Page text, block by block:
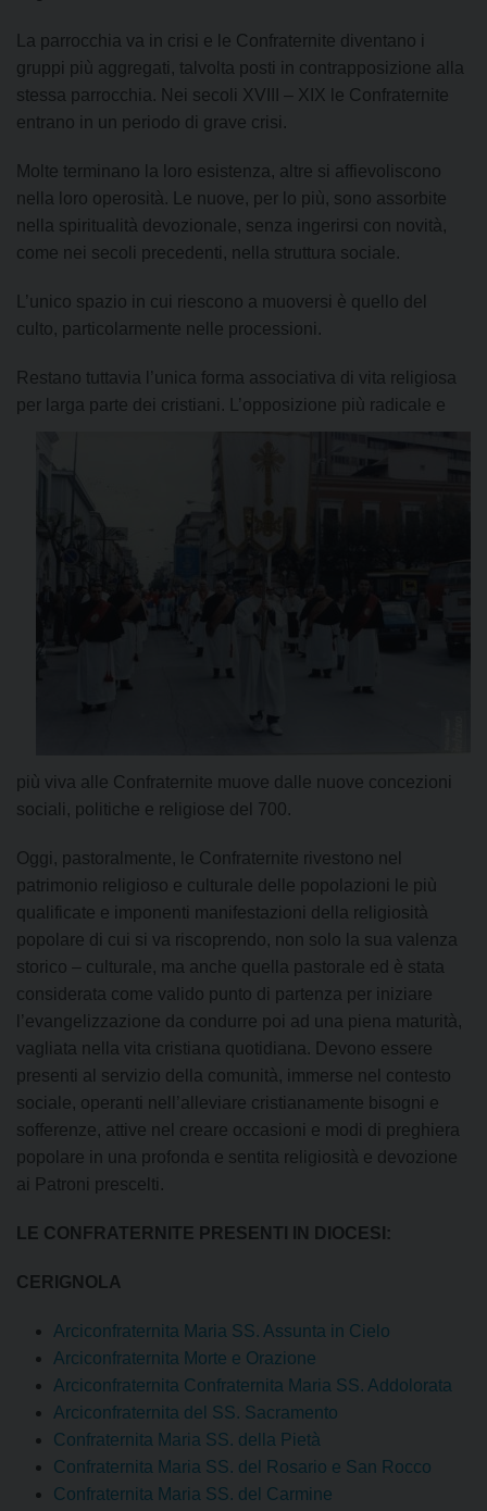
La parrocchia va in crisi e le Confraternite diventano i
gruppi più aggregati, talvolta posti in contrapposizione alla
stessa parrocchia. Nei secoli XVIII – XIX le Confraternite
entrano in un periodo di grave crisi.
Molte terminano la loro esistenza, altre si affievoliscono
nella loro operosità. Le nuove, per lo più, sono assorbite
nella spiritualità devozionale, senza ingerirsi con novità,
come nei secoli precedenti, nella struttura sociale.
L’unico spazio in cui riescono a muoversi è quello del
culto, particolarmente nelle processioni.
Restano tuttavia l’unica forma associativa di vita religiosa
per larga parte dei cristiani. L’opposizione più radicale e
più viva alle Confraternite muove dalle nuove concezioni
sociali, politiche e religiose del 700.
Oggi, pastoralmente, le Confraternite rivestono nel
patrimonio religioso e culturale delle popolazioni le più
qualificate e imponenti manifestazioni della religiosità
popolare di cui si va riscoprendo, non solo la sua valenza
storico – culturale, ma anche quella pastorale ed è stata
considerata come valido punto di partenza per iniziare
l’evangelizzazione da condurre poi ad una piena maturità,
vagliata nella vita cristiana quotidiana. Devono essere
presenti al servizio della comunità, immerse nel contesto
sociale, operanti nell’alleviare cristianamente bisogni e
sofferenze, attive nel creare occasioni e modi di preghiera
popolare in una profonda e sentita religiosità e devozione
ai Patroni prescelti.
LE CONFRATERNITE PRESENTI IN DIOCESI:
CERIGNOLA
Arciconfraternita Maria SS. Assunta in Cielo
Arciconfraternita Morte e Orazione
Arciconfraternita Confraternita Maria SS. Addolorata
Arciconfraternita del SS. Sacramento
Confraternita Maria SS. della Pietà
Confraternita Maria SS. del Rosario e San Rocco
Confraternita Maria SS. del Carmine